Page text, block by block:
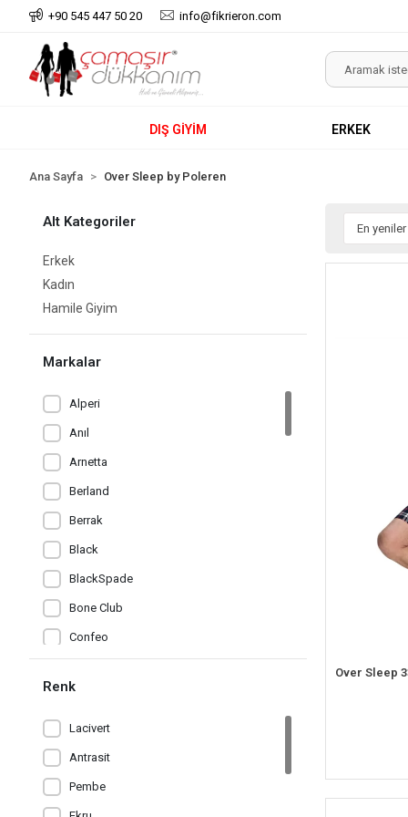
+90 545 447 50 20 info@fikrieron.com
DIŞ GİYİM ERKEK
Ana Sayfa Over Sleep by Poleren
Alt Kategoriler
Erkek
Kadın
Hamile Giyim
Markalar
Alperi
Anıl
Arnetta
Berland
Berrak
Black
BlackSpade
Bone Club
Confeo
Donwear
Dorya
Dowry
DynamicLeggings
Elegant
Renk
Lacivert
Antrasit
Pembe